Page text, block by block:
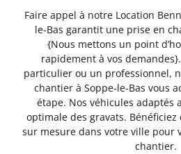
Faire appel à notre Location
le-Bas garantit une prise en
{Nous mettons un point
rapidement à vos
particulier ou un professionnel,
chantier à Soppe-le-Bas vous
étape. Nos véhicules adaptés
optimale des gravats. Bénéficiez
sur mesure dans votre ville pour
chantier.